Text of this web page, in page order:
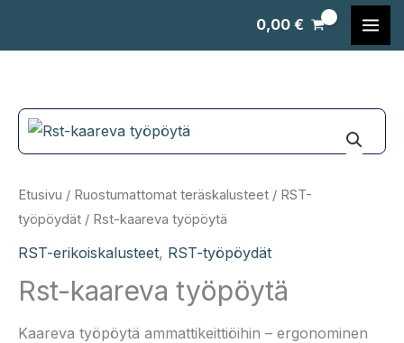
0,00€
Etusivu / Ruostumattomat teräskalusteet / RST-
työpöydät / Rst-kaareva työpöytä
RST-erikoiskalusteet, RST-työpöydät
Rst-kaareva työpöytä
Kaareva työpöytä ammattikeittiöihin – ergonominen